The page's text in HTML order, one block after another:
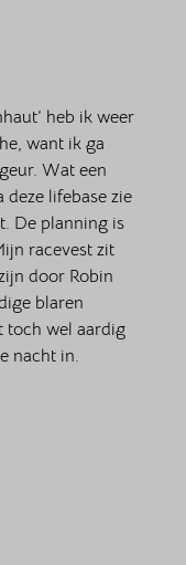
heb ik weer
want ik ga
Wat een
lifebase zie
De planning is
racevest zit
door Robin
blaren
toch wel aardig
nacht in.